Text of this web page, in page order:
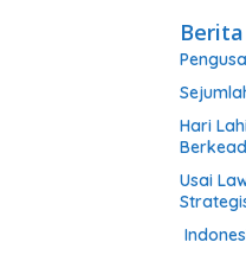
Hari
Usai